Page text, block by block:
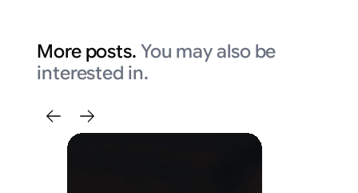
More posts. You may also be
interested in.